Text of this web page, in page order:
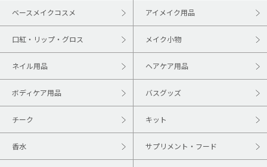
ベースメイクコスメ アイメイク用品
口紅・リップ・グロス メイク小物
ネイル用品 ヘアケア用品
ボディケア用品 バスグッズ
チーク キット
香水 サプリメント・フード